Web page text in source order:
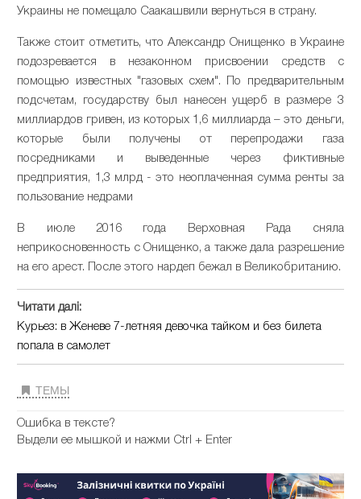
Украины не помещало Саакашвили вернуться в страну.
Также стоит отметить, что Александр Онищенко в Украине
подозревается в незаконном присвоении средств с
помощью известных "газовых схем". По предварительным
подсчетам, государству был нанесен ущерб в размере 3
миллиардов гривен, из которых 1,6 миллиарда – это деньги,
которые были получены от перепродажи газа
посредниками и выведенные через фиктивные
предприятия, 1,3 млрд - это неоплаченная сумма ренты за
пользование недрами
В июле 2016 года Верховная Рада сняла
неприкосновенность с Онищенко, а также дала разрешение
на его арест. После этого нардеп бежал в Великобританию.
Читати далі:
Курьез: в Женеве 7-летняя девочка тайком и без билета
попала в самолет
ТЕМЫ
Ошибка в тексте?
Выдели ее мышкой и нажми Ctrl + Enter